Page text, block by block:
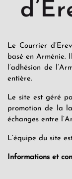
Le Courrier
basé en Arménie.
l’adhésion de
entière.
Le site est géré
promotion de la
échanges entre
L’équipe du site
Informations et